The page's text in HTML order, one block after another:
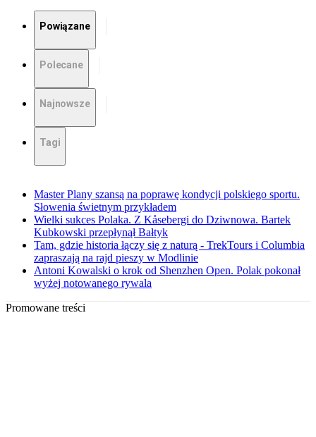
Powiązane
Polecane
Najnowsze
Tagi
Master Plany szansą na poprawę kondycji polskiego sportu.
Słowenia świetnym przykładem
Wielki sukces Polaka. Z Kåsebergi do Dziwnowa. Bartek
Kubkowski przepłynął Bałtyk
Tam, gdzie historia łączy się z naturą - TrekTours i Columbia
zapraszają na rajd pieszy w Modlinie
Antoni Kowalski o krok od Shenzhen Open. Polak pokonał
wyżej notowanego rywala
Promowane treści